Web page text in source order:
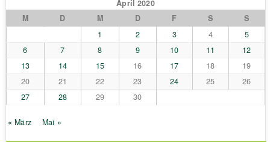
April 2020
M
D M D F S
S
1
2 3 4
5
6
7 8 9 10 11
12
13
14 15 16 17 18
19
20
21 22 23 24 25
26
27
28 29 30
« März Mai »